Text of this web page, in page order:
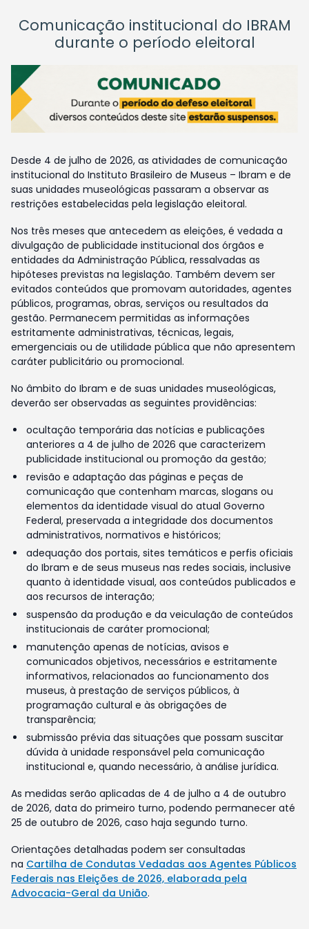
Comunicação institucional do IBRAM
durante o período eleitoral
Desde 4 de julho de 2026, as atividades de comunicação
institucional do Instituto Brasileiro de Museus – Ibram e de
suas unidades museológicas passaram a observar as
restrições estabelecidas pela legislação eleitoral.
Nos três meses que antecedem as eleições, é vedada a
divulgação de publicidade institucional dos órgãos e
entidades da Administração Pública, ressalvadas as
hipóteses previstas na legislação. Também devem ser
evitados conteúdos que promovam autoridades, agentes
públicos, programas, obras, serviços ou resultados da
gestão. Permanecem permitidas as informações
estritamente administrativas, técnicas, legais,
emergenciais ou de utilidade pública que não apresentem
caráter publicitário ou promocional.
No âmbito do Ibram e de suas unidades museológicas,
deverão ser observadas as seguintes providências:
ocultação temporária das notícias e publicações
anteriores a 4 de julho de 2026 que caracterizem
publicidade institucional ou promoção da gestão;
revisão e adaptação das páginas e peças de
comunicação que contenham marcas, slogans ou
elementos da identidade visual do atual Governo
Federal, preservada a integridade dos documentos
administrativos, normativos e históricos;
adequação dos portais, sites temáticos e perfis oficiais
do Ibram e de seus museus nas redes sociais, inclusive
quanto à identidade visual, aos conteúdos publicados e
aos recursos de interação;
suspensão da produção e da veiculação de conteúdos
institucionais de caráter promocional;
manutenção apenas de notícias, avisos e
comunicados objetivos, necessários e estritamente
informativos, relacionados ao funcionamento dos
museus, à prestação de serviços públicos, à
programação cultural e às obrigações de
transparência;
submissão prévia das situações que possam suscitar
dúvida à unidade responsável pela comunicação
institucional e, quando necessário, à análise jurídica.
As medidas serão aplicadas de 4 de julho a 4 de outubro
de 2026, data do primeiro turno, podendo permanecer até
25 de outubro de 2026, caso haja segundo turno.
Orientações detalhadas podem ser consultadas
na Cartilha de Condutas Vedadas aos Agentes Públicos
Federais nas Eleições de 2026, elaborada pela
Advocacia-Geral da União.